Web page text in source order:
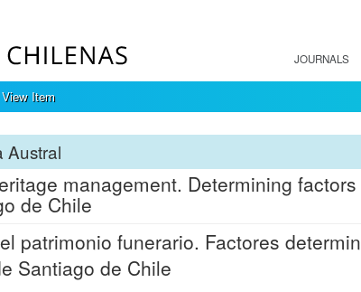
JOURNALS
View Item
Austral
management. Determining
de Chile
patrimonio funerario. Factores
Santiago de Chile